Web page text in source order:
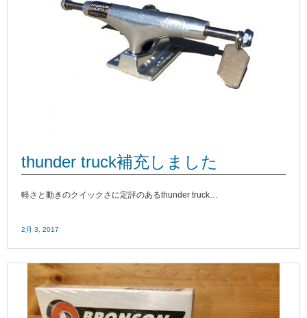
thunder truck補充しました
軽さと動きのクイックさに定評のあるthunder truck…
2月 3, 2017